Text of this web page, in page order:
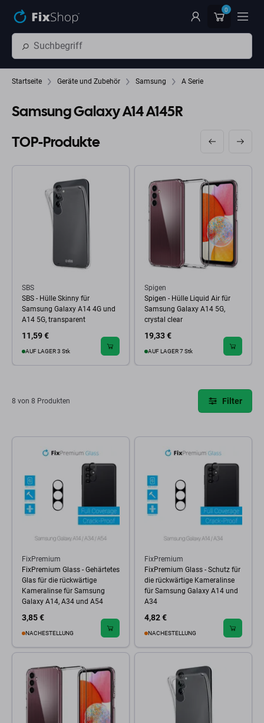
0
Startseite Geräte und Zubehör Samsung A Serie
Samsung Galaxy A14 A145R
TOP-Produkte
SBS
SBS - Hülle Skinny für
Samsung Galaxy A14 4G und
A14 5G, transparent
11,59 €
AUF LAGER 3 Stk
Spigen
Spigen - Hülle Liquid Air für
Samsung Galaxy A14 5G,
crystal clear
19,33 €
AUF LAGER 7 Stk
8 von 8 Produkten Filter
FixPremium
FixPremium Glass - Gehärtetes
Glas für die rückwärtige
Kameralinse für Samsung
Galaxy A14, A34 und A54
3,85 €
NACHESTELLUNG
FixPremium
FixPremium Glass - Schutz für
die rückwärtige Kameralinse
für Samsung Galaxy A14 und
A34
4,82 €
NACHESTELLUNG